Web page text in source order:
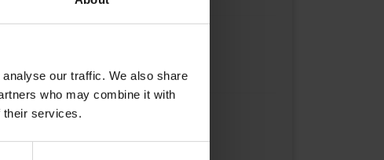
our traffic. We also share
who may combine it with
their services.